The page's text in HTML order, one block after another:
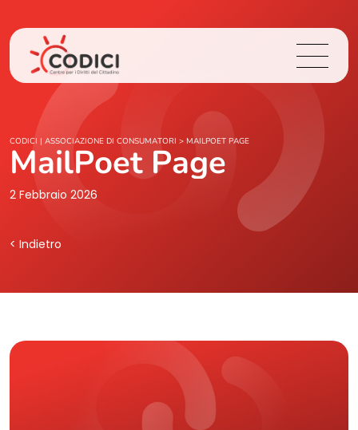
Chi Siamo
Cosa Facciamo
CODICI | ASSOCIAZIONE DI CONSUMATORI > MAILPOET PAGE
MailPoet Page
2 Febbraio 2026
< Indietro